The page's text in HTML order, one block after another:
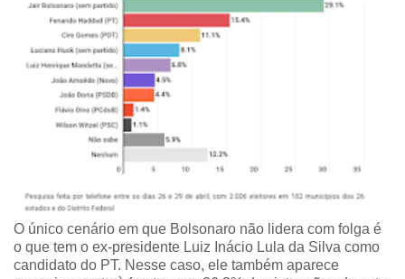
O único cenário em que Bolsonaro não lidera com folga é
o que tem o ex-presidente Luiz Inácio Lula da Silva como
candidato do PT. Nesse caso, ele também aparece